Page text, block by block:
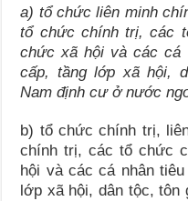
a) tổ chức liên minh
tổ chức chính trị, các
chức xã hội và các cá
cấp, tầng lớp xã hội,
Nam định cư ở nước
b) tổ chức chính trị,
chính trị, các tổ chức
hội và các cá nhân
lớp xã hội, dân tộc, tôn